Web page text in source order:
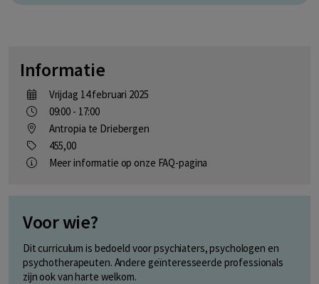
Informatie
vrijdag 14 februari 2025
09:00 - 17:00
Antropia te Driebergen
455,00
Meer informatie op onze FAQ-pagina
Voor wie?
Dit curriculum is bedoeld voor psychiaters, psychologen en
psychotherapeuten. Andere geïnteresseerde professionals
zijn ook van harte welkom.